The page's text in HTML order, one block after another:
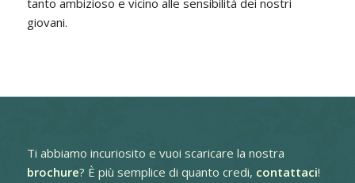
giovani.
Ti abbiamo incuriosito e vuoi scaricare la nostra
brochure? È più semplice di quanto credi, contattaci!